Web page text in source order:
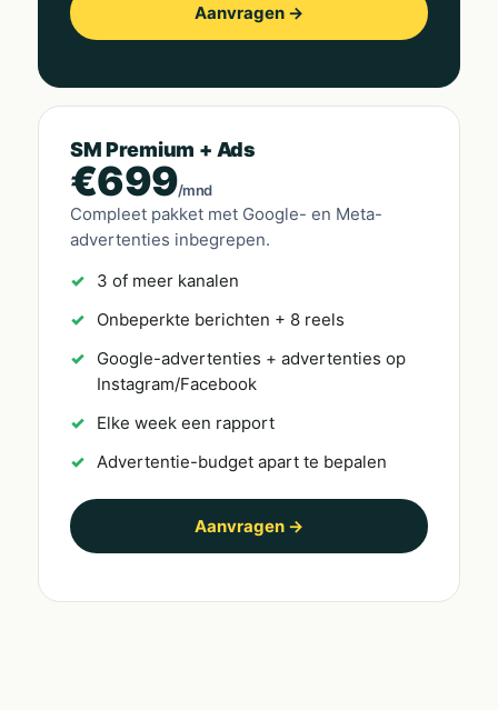
Aanvragen →
SM Premium + Ads
€699/mnd
Compleet pakket met Google- en Meta-
advertenties inbegrepen.
3 of meer kanalen
Onbeperkte berichten + 8 reels
Google-advertenties + advertenties op
Instagram/Facebook
Elke week een rapport
Advertentie-budget apart te bepalen
Aanvragen →